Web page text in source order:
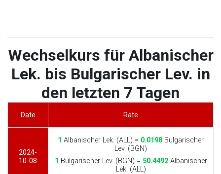
Wechselkurs für Albanischer
Lek. bis Bulgarischer Lev. in
den letzten 7 Tagen
Date Rate
2024-
10-08
1 Albanischer Lek. (ALL) = 0.0198 Bulgarischer
Lev. (BGN)
1 Bulgarischer Lev. (BGN) = 50.4492Albanischer
Lek. (ALL)